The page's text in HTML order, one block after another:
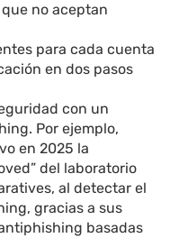
no aceptan
para cada cuenta
en dos pasos
con un
Por ejemplo,
en 2025 la
del laboratorio
al detectar el
gracias a sus
basadas